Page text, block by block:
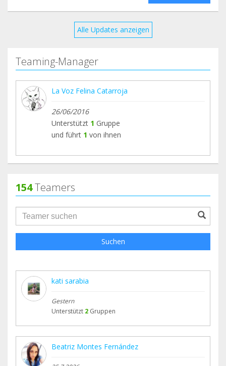
Alle Updates anzeigen
Teaming-Manager
La Voz Felina Catarroja
26/06/2016
Unterstützt 1 Gruppe
und führt 1 von ihnen
154Teamers
groupProfile.searchForm.search.text???
Suchen
kati sarabia
Gestern
Unterstützt 2 Gruppen
Beatriz Montes Fernández